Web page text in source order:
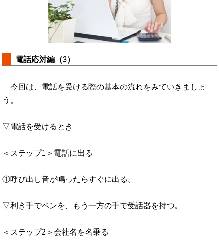
電話応対編（3）
今回は、電話を受ける際の基本の流れをみていきましょ
う。
▽電話を受けるとき
＜ステップ1＞電話に出る
①呼び出し音が鳴ったらすぐに出る。
▽利き手でペンを、もう一方の手で受話器を持つ。
＜ステップ2＞会社名を名乗る